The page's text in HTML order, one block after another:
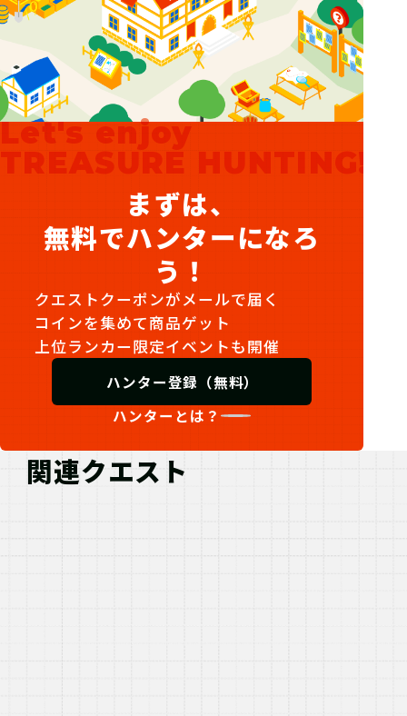
Let's enjoy
TREASURE HUNTING!
まずは、
無料でハンターになろ
う！
クエストクーポンがメールで届く
コインを集めて商品ゲット
上位ランカー限定イベントも開催
ハンター登録（無料）
ハンターとは？
関連クエスト